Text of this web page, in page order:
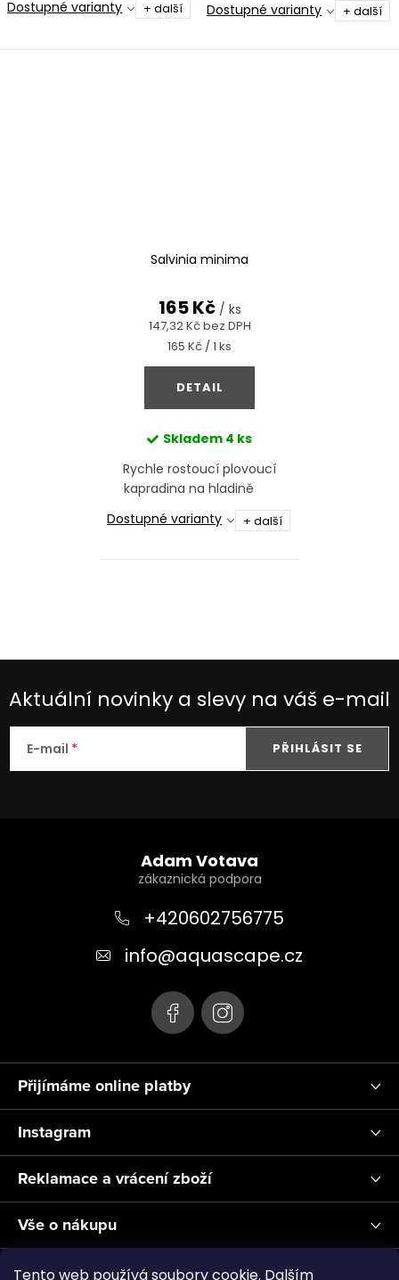
Tento web používá soubory cookie. Dalším
Dostupné varianty
+ další
Dostupné varianty
+ další
Salvinia minima
147,32 Kč bez DPH
165 Kč / ks
Měrná
cena:
165 Kč / 1 ks
DETAIL
Skladem 4 ks
Rychle rostoucí plovoucí
kapradina na hladině
Dostupné varianty
+ další
á
d
a
Aktuální novinky a slevy na váš e-mail
E-mail PŘIHLÁSIT SE
Přijímáme online platby
Adam Votava
+420602756775
info@aquascape.cz
Instagram
Reklamace a vrácení zboží
Vše o nákupu
Informace pro Vás